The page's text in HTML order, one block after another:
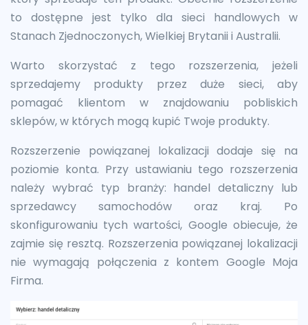
to dostępne jest tylko dla sieci handlowych w
Stanach Zjednoczonych, Wielkiej Brytanii i Australii.
Warto skorzystać z tego rozszerzenia, jeżeli
sprzedajemy produkty przez duże sieci, aby
pomagać klientom w znajdowaniu pobliskich
sklepów, w których mogą kupić Twoje produkty.
Rozszerzenie powiązanej lokalizacji dodaje się na
poziomie konta. Przy ustawianiu tego rozszerzenia
należy wybrać typ branży: handel detaliczny lub
sprzedawcy samochodów oraz kraj. Po
skonfigurowaniu tych wartości, Google obiecuje, że
zajmie się resztą. Rozszerzenia powiązanej lokalizacji
nie wymagają połączenia z kontem Google Moja
Firma.